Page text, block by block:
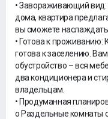
• Завораживающий
дома, квартира
вы сможете
• Готова к проживанию:
готова к заселению.
обустройство – вся
два кондиционера и
владельцам.
• Продуманная
o Раздельные комнаты